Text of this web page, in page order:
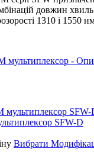
довжин
1310 і 1550
мультиплексор -
SFW-D
Вибрати